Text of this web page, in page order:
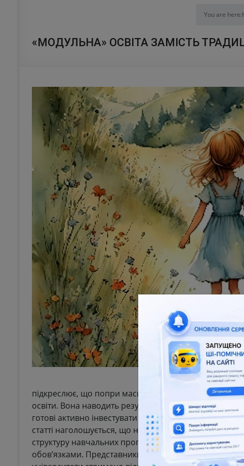
You are here:
«МОДУЛЬНА» ОСВІТА ЗАМІСТЬ
підкреслює, що попри масштабність реформи,
освіти. Вона наводить результати опитування,
готові активно інвестувати у створення нових
статті наголошується, що найбільші труднощі
структуру навчальних програм, а й адаптувати
обов’язками. Представники сектору підкреслюють,